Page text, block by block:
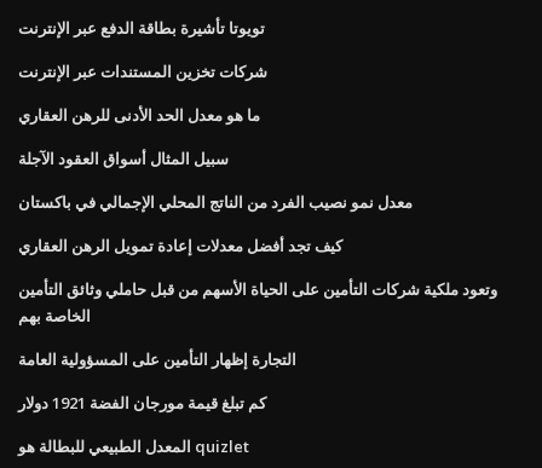
تويوتا تأشيرة بطاقة الدفع عبر الإنترنت
شركات تخزين المستندات عبر الإنترنت
ما هو معدل الحد الأدنى للرهن العقاري
سبيل المثال أسواق العقود الآجلة
معدل نمو نصيب الفرد من الناتج المحلي الإجمالي في باكستان
كيف تجد أفضل معدلات إعادة تمويل الرهن العقاري
وتعود ملكية شركات التأمين على الحياة الأسهم من قبل حاملي وثائق التأمين
الخاصة بهم
التجارة إظهار التأمين على المسؤولية العامة
كم تبلغ قيمة مورجان الفضة 1921 دولار
المعدل الطبيعي للبطالة هو quizlet